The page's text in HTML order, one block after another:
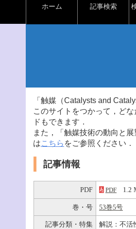
ホーム 記事検索
「触媒（Catalysts and
このサイトをつかって，ど
ドもできます．
また，「触媒技術の動向と
はこちら をご参照ください．
記事情報
PDF PDF 1.2
巻・号 53巻5号
記事分類・特集 解説：不活